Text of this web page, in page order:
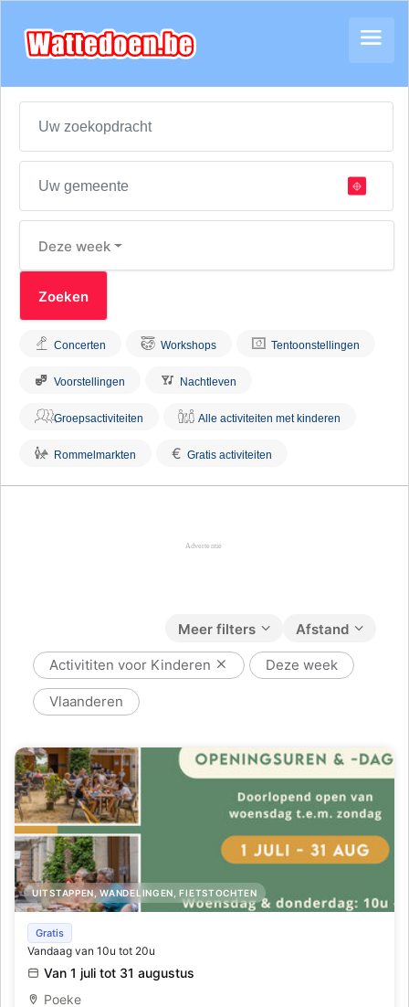
Deze week
Concerten Workshops Tentoonstellingen
Voorstellingen Nachtleven
Groepsactiviteiten Alle activiteiten met kinderen
Rommelmarkten € Gratis activiteiten
Afstand
Meer filters
Activititen voor Kinderen Deze week
Vlaanderen
UITSTAPPEN, WANDELINGEN, FIETSTOCHTEN
Zomerbar Koetshuis
Gratis
Vandaag van 10u tot 20u
Van 1 juli tot 31 augustus
Poeke